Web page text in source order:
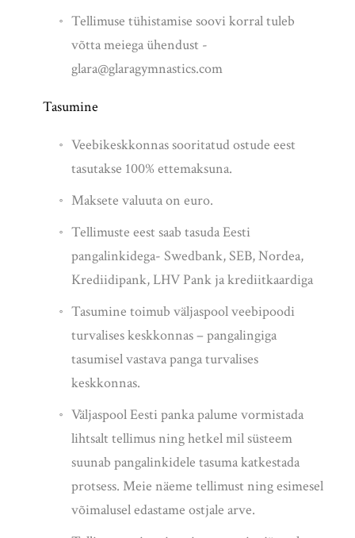
Tellimuse tühistamise soovi korral tuleb
võtta meiega ühendust -
glara@glaragymnastics.com
Tasumine
Veebikeskkonnas sooritatud ostude eest
tasutakse 100% ettemaksuna.
Maksete valuuta on euro.
Tellimuste eest saab tasuda Eesti
pangalinkidega- Swedbank, SEB, Nordea,
Krediidipank, LHV Pank ja krediitkaardiga
Tasumine toimub väljaspool veebipoodi
turvalises keskkonnas – pangalingiga
tasumisel vastava panga turvalises
keskkonnas.
Väljaspool Eesti panka palume vormistada
lihtsalt tellimus ning hetkel mil süsteem
suunab pangalinkidele tasuma katkestada
protsess. Meie näeme tellimust ning esimesel
võimalusel edastame ostjale arve.